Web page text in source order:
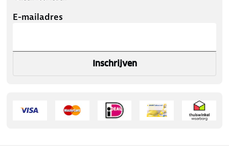
E-mailadres
Inschrijven